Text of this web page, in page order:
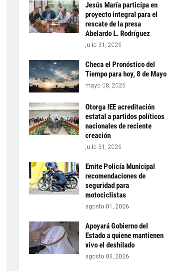
Jesús María participa en
proyecto integral para el
rescate de la presa
Abelardo L. Rodríguez
julio 31, 2026
Checa el Pronóstico del
Tiempo para hoy, 8 de Mayo
mayo 08, 2026
Otorga IEE acreditación
estatal a partidos políticos
nacionales de reciente
creación
julio 31, 2026
Emite Policía Municipal
recomendaciones de
seguridad para
motociclistas
agosto 01, 2026
Apoyará Gobierno del
Estado a quiene mantienen
vivo el deshilado
agosto 03, 2026